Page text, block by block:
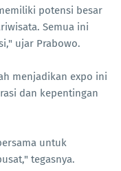
potensi besar
Semua ini
ujar Prabowo.
menjadikan expo ini
dan kepentingan
untuk
tegasnya.